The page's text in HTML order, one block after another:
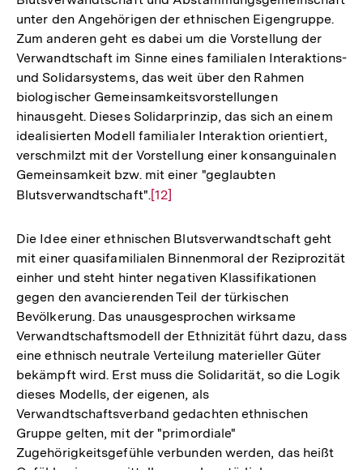
unter den Angehörigen der ethnischen Eigengruppe.
Zum anderen geht es dabei um die Vorstellung der
Verwandtschaft im Sinne eines familialen Interaktions-
und Solidarsystems, das weit über den Rahmen
biologischer Gemeinsamkeitsvorstellungen
hinausgeht. Dieses Solidarprinzip, das sich an einem
idealisierten Modell familialer Interaktion orientiert,
verschmilzt mit der Vorstellung einer konsanguinalen
Gemeinsamkeit bzw. mit einer "geglaubten
Blutsverwandtschaft".Zur
der
Fußnote
[12]
Die Idee einer ethnischen Blutsverwandtschaft geht
mit einer quasifamilialen Binnenmoral der Reziprozität
einher und steht hinter negativen Klassifikationen
gegen den avancierenden Teil der türkischen
Bevölkerung. Das unausgesprochen wirksame
Verwandtschaftsmodell der Ethnizität führt dazu, dass
eine ethnisch neutrale Verteilung materieller Güter
bekämpft wird. Erst muss die Solidarität, so die Logik
dieses Modells, der eigenen, als
Verwandtschaftsverband gedachten ethnischen
Gruppe gelten, mit der "primordiale"
Zugehörigkeitsgefühle verbunden werden, das heißt